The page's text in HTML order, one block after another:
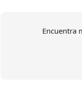
Encuentra